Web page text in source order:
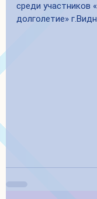
среди участников
долголетие»